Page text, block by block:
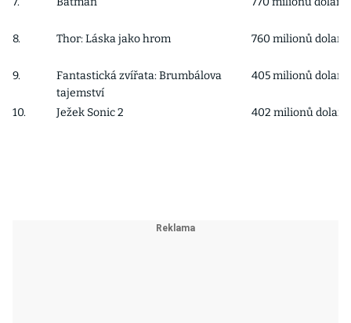
8. Thor: Láska jako hrom 760 milionů dolarů
9.
Fantastická zvířata: Brumbálova
tajemství
405 milionů dolarů
10. Ježek Sonic 2 402 milionů dolarů